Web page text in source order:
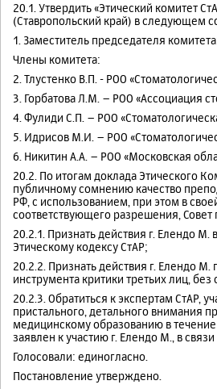
20.1. Утвердить «Этический комитет
(Ставропольский край) в следующем
1. Заместитель председателя
Члены комитета:
2. Тлустенко В.П. - РОО
3. Горбатова Л.М. – РОО «Ассоциация
4. Фулиди С.П. – РОО
5. Идрисов М.И. – РОО
6. Никитин А.А. – РОО «Московская
20.2. По итогам доклада Этического
публичному сомнению качество
РФ, с использованием, при этом в
соответствующего разрешения, Совет
20.2.1. Признать действия г. Елендо
Этическому кодексу СтАР;
20.2.2. Признать действия г. Елендо М.
инструмента критики третьих лиц,
20.2.3. Обратиться к экспертам СтАР,
пристального, детального внимания
медицинскому образованию в течение
заявлен к участию г. Елендо М., в
Голосовали: единогласно.
Постановление утверждено.